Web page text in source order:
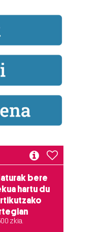
aurka nola egin
moduari
zure lehentasunak
edo ken dezakezu
hirugarrenen cookie-
eta
teknologia hori
diguzu.Gehiago
bere
hartu du
zkia.